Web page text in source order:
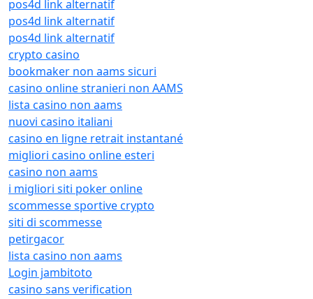
pos4d link alternatif
pos4d link alternatif
pos4d link alternatif
crypto casino
bookmaker non aams sicuri
casino online stranieri non AAMS
lista casino non aams
nuovi casino italiani
casino en ligne retrait instantané
migliori casino online esteri
casino non aams
i migliori siti poker online
scommesse sportive crypto
siti di scommesse
petirgacor
lista casino non aams
Login jambitoto
casino sans verification